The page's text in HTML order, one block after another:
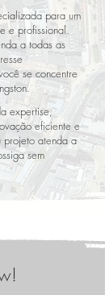
para um
e profissional.
a todas as
se concentre
expertise,
eficiente e
projeto atenda a
sem